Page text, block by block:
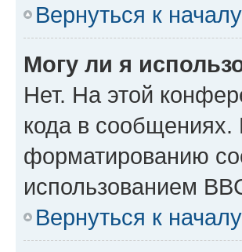
Вернуться к началу
Могу ли я
Нет. На этой
кода в
форматированию
использованием
Вернуться к началу